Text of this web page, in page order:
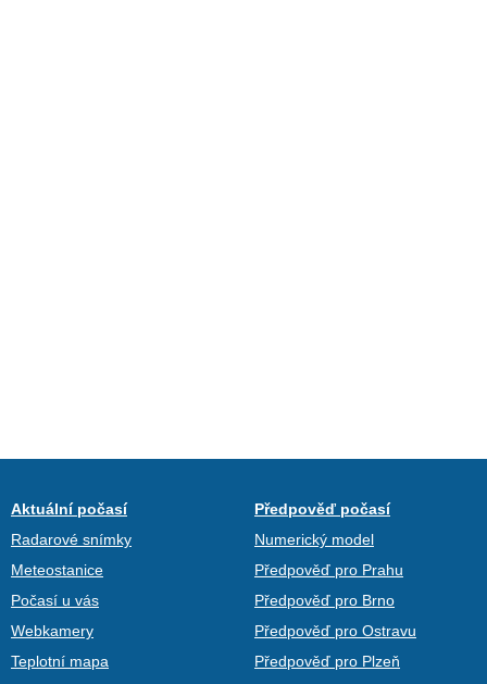
Aktuální počasí
Radarové snímky
Meteostanice
Počasí u vás
Webkamery
Teplotní mapa
Předpověď počasí
Numerický model
Předpověď pro Prahu
Předpověď pro Brno
Předpověď pro Ostravu
Předpověď pro Plzeň